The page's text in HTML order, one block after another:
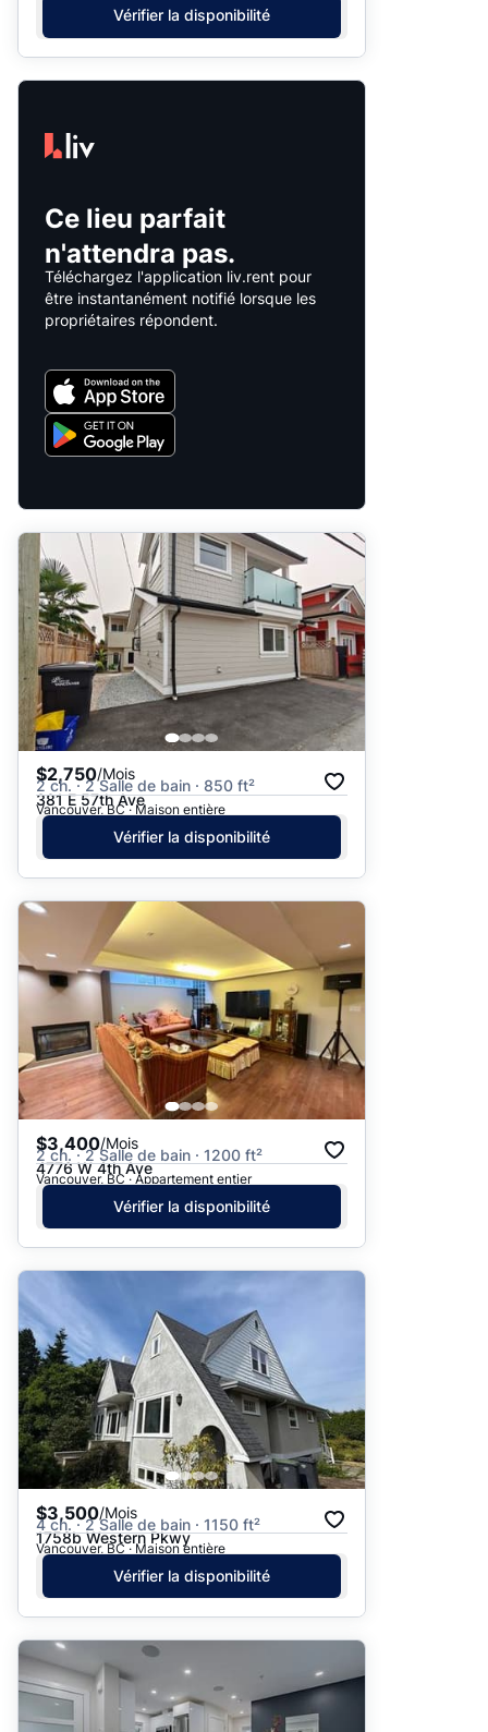
Vérifier la disponibilité
Ce lieu parfait
n'attendra pas.
Téléchargez l'application liv.rent pour
être instantanément notifié lorsque les
propriétaires répondent.
$2,750/Mois
2 ch. · 2 Salle de bain · 850 ft²
381 E 57th Ave
Vancouver, BC · Maison entière
Vérifier la disponibilité
$3,400/Mois
2 ch. · 2 Salle de bain · 1200 ft²
4776 W 4th Ave
Vancouver, BC · Appartement entier
Vérifier la disponibilité
$3,500/Mois
4 ch. · 2 Salle de bain · 1150 ft²
1758b Western Pkwy
Vancouver, BC · Maison entière
Vérifier la disponibilité